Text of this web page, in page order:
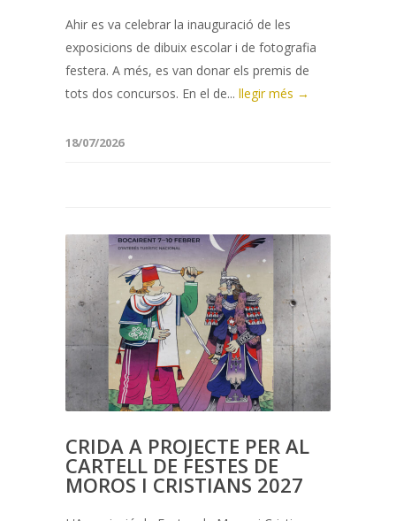
Ahir es va celebrar la inauguració de les
exposicions de dibuix escolar i de fotografia
festera. A més, es van donar els premis de
tots dos concursos. En el de... llegir més →
18/07/2026
CRIDA A PROJECTE PER AL
CARTELL DE FESTES DE
MOROS I CRISTIANS 2027